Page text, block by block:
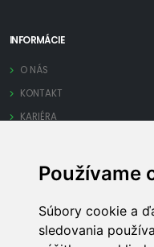
Používame
Súbory cookie a
sledovania
INFORMÁCIE
O NÁS
KONTAKT
KARIÉRA
PRE FIRMY
PRIDAJ FIRMU
SPRAVUJ FIRMU